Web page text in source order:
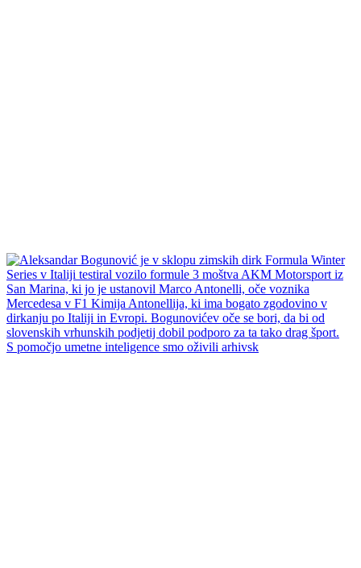
S pomočjo umetne inteligence smo oživili arhivsk